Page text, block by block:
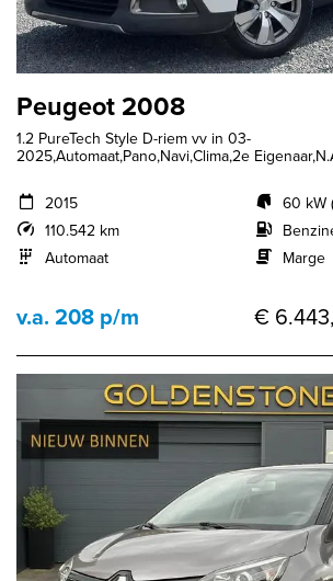
Peugeot 2008
1.2 PureTech Style D-riem vv in 03-
2025,Automaat,Pano,Navi,Clima,2e
2015
110.542 km
Automaat
60 kW
Marge
v.a. 208 p/m €